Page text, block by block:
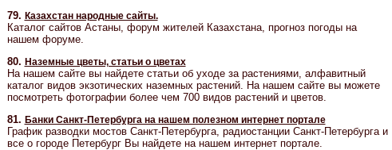
79. Казахстан народные сайты.
Каталог сайтов Астаны, форум жителей Казахстана, прогноз погоды на
нашем форуме.
80. Наземные цветы, статьи о цветах
На нашем сайте вы найдете статьи об уходе за растениями, алфавитный
каталог видов экзотических наземных растений. На нашем сайте вы можете
посмотреть фотографии более чем 700 видов растений и цветов.
81. Банки Санкт-Петербурга на нашем полезном интернет портале
График разводки мостов Санкт-Петербурга, радиостанции Санкт-Петербурга и
все о городе Петербург Вы найдете на нашем интернет портале.